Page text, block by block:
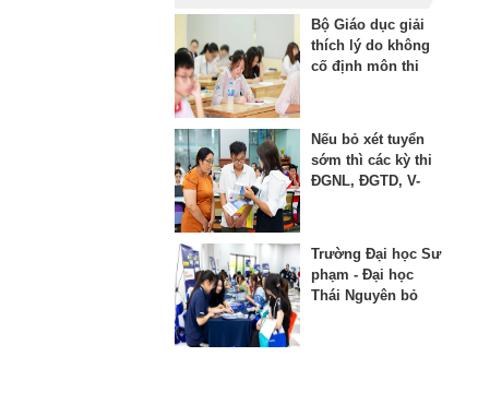
Bộ Giáo dục giải
thích lý do không
cố định môn thi
Nếu bỏ xét tuyển
sớm thì các kỳ thi
ĐGNL, ĐGTD, V-
Trường Đại học Sư
phạm - Đại học
Thái Nguyên bỏ